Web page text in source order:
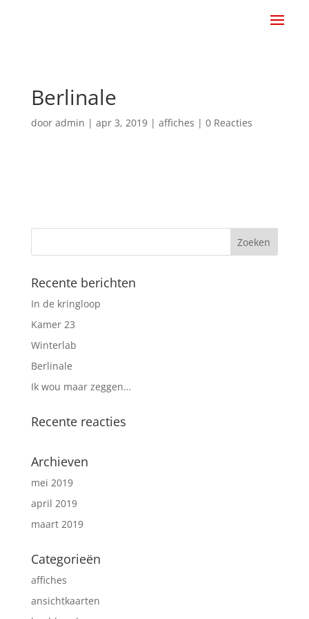
Berlinale
door admin | apr 3, 2019| affiches | 0 Reacties
Recente berichten
In de kringloop
Kamer 23
Winterlab
Berlinale
Ik wou maar zeggen…
Recente reacties
Archieven
mei 2019
april 2019
maart 2019
Categorieën
affiches
ansichtkaarten